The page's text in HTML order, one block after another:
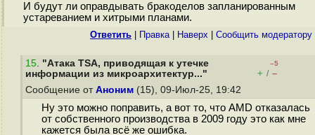
И будут ли оправдывать бракоделов запланированным
устареванием и хитрыми планами.
Ответить Правка| Наверх Cообщить модератору
15. "Атака TSA, приводящая к утечке
информации из микроархитектур..."
–5
+ / –
Сообщение от Аноним (15), 09-Июл-25, 19:42
Ну это можно поправить, а вот то, что AMD отказалась
от собственного производства в 2009 году это как мне
кажется была всё же ошибка.